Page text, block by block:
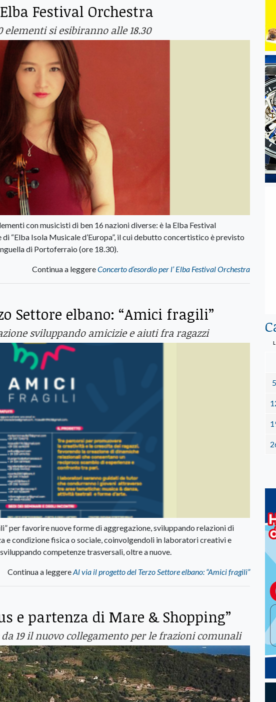
Festival Orchestra
si esibiranno alle 18.30
con musicisti di ben 16 nazioni diverse: è la Elba Festival
“Elba Isola Musicale d’Europa”, il cui debutto concertistico è previsto
di Portoferraio (ore 18.30).
Continua a leggereConcerto d’esordio per l’ Elba Festival Orchestra
Settore elbano: “Amici fragili”
sviluppando amicizie e aiuti fra ragazzi
per favorire nuove forme di aggregazione, sviluppando relazioni di
e condizione fisica o sociale, coinvolgendoli in laboratori creativi e
competenze trasversali, oltre a nuove.
Continua a leggereAl via il progetto del Terzo Settore elbano: “Amici fragili”
e partenza di Mare & Shopping”
19 il nuovo collegamento per le frazioni comunali
L
5